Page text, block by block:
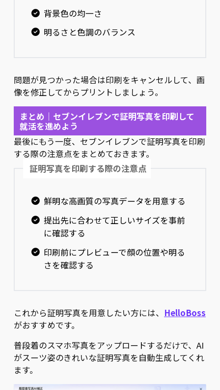
背景色の均一さ
明るさと色調のバランス
問題が見つかった場合は印刷をキャンセルして、画
像を修正してからプリントしましょう。
まとめ｜セブンイレブンで証明写真を印刷して
就活を進めよう
最後にもう一度、セブンイレブンで証明写真を印刷
する際の注意点をまとめておきます。
証明写真を印刷する際の注意点
鮮明な高画質の写真データを用意する
提出先に合わせて正しいサイズを事前
に確認する
印刷前にプレビューで顔の位置や明る
さを確認する
これから証明写真を用意したい方には、 HelloBoss
がおすすめです。
普段着のスマホ写真をアップロードするだけで、AI
がスーツ姿のきれいな証明写真を自動生成してくれ
ます。